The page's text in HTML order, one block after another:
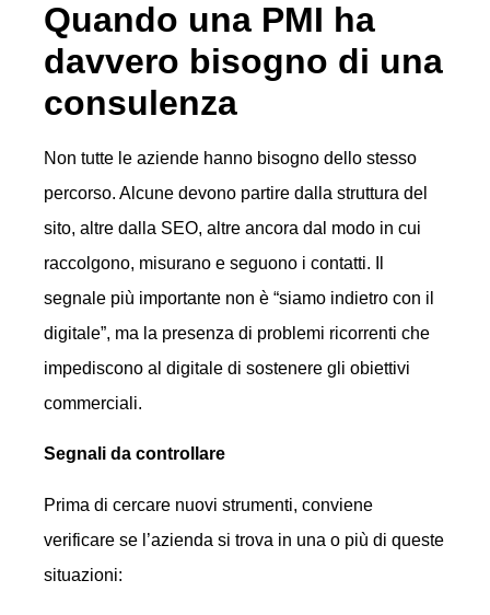
Quando una PMI ha
davvero bisogno di una
consulenza
Non tutte le aziende hanno bisogno dello stesso
percorso. Alcune devono partire dalla struttura del
sito, altre dalla SEO, altre ancora dal modo in cui
raccolgono, misurano e seguono i contatti. Il
segnale più importante non è “siamo indietro con il
digitale”, ma la presenza di problemi ricorrenti che
impediscono al digitale di sostenere gli obiettivi
commerciali.
Segnali da controllare
Prima di cercare nuovi strumenti, conviene
verificare se l’azienda si trova in una o più di queste
situazioni: